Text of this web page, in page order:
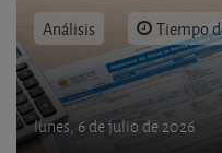
Análisis Tiempo
lunes, 6 de julio de 2026